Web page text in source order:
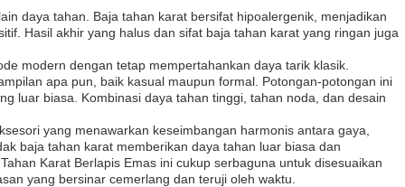
daya tahan. Baja tahan karat bersifat hipoalergenik, menjadikan
Hasil akhir yang halus dan sifat baja tahan karat yang ringan juga
modern dengan tetap mempertahankan daya tarik klasik.
apa pun, baik kasual maupun formal. Potongan-potongan ini
luar biasa. Kombinasi daya tahan tinggi, tahan noda, dan desain
yang menawarkan keseimbangan harmonis antara gaya,
baja tahan karat memberikan daya tahan luar biasa dan
Karat Berlapis Emas ini cukup serbaguna untuk disesuaikan
yang bersinar cemerlang dan teruji oleh waktu.